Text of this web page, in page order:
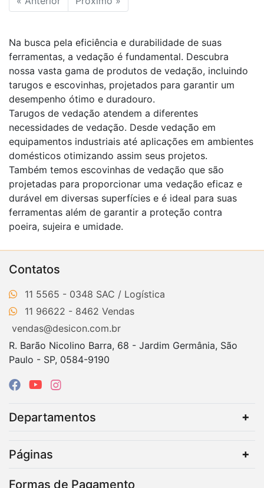
Na busca pela eficiência e durabilidade de suas
ferramentas, a vedação é fundamental. Descubra
nossa vasta gama de produtos de vedação, incluindo
tarugos e escovinhas, projetados para garantir um
desempenho ótimo e duradouro.
Tarugos de vedação atendem a diferentes
necessidades de vedação. Desde vedação em
equipamentos industriais até aplicações em ambientes
domésticos otimizando assim seus projetos.
Também temos escovinhas de vedação que são
projetadas para proporcionar uma vedação eficaz e
durável em diversas superfícies e é ideal para suas
ferramentas além de garantir a proteção contra
poeira, sujeira e umidade.
Contatos
11 5565 - 0348
11 96622 - 8462
vendas@desicon.com.br
R. Barão Nicolino Barra, 68 - Jardim Germânia, São
Paulo - SP, 0584-9190
Departamentos
Páginas
Formas de Pagamento